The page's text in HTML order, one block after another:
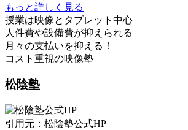
もっと詳しく見る
授業は映像とタブレット中心
人件費や設備費が抑えられる
月々の支払いを抑える！
コスト重視の映像塾
松陰塾
引用元：松陰塾公式HP